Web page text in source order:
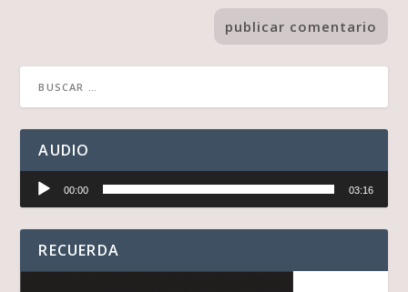
AUDIO
audio
00:00 03:16
RECUERDA